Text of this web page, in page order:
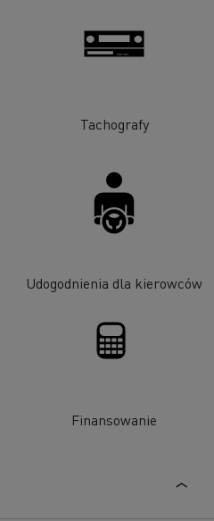
Tachografy
Udogodnienia dla kierowców
Finansowanie